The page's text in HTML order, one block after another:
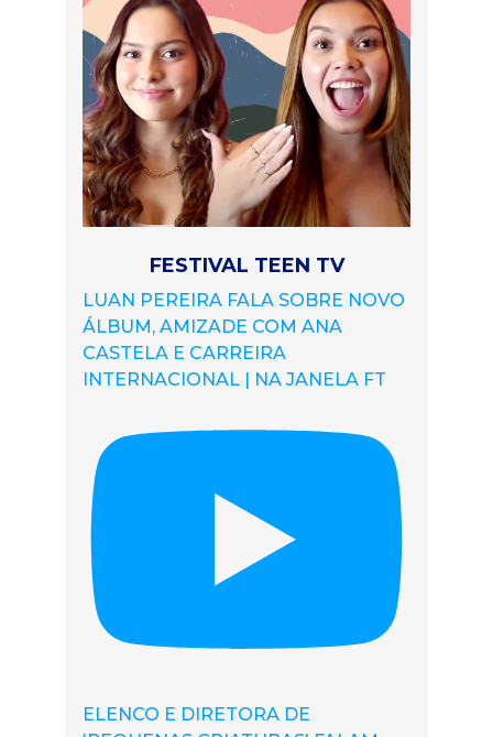
FESTIVAL TEEN TV
LUAN PEREIRA FALA SOBRE NOVO
ÁLBUM, AMIZADE COM ANA
CASTELA E CARREIRA
INTERNACIONAL | NA JANELA FT
ELENCO E DIRETORA DE